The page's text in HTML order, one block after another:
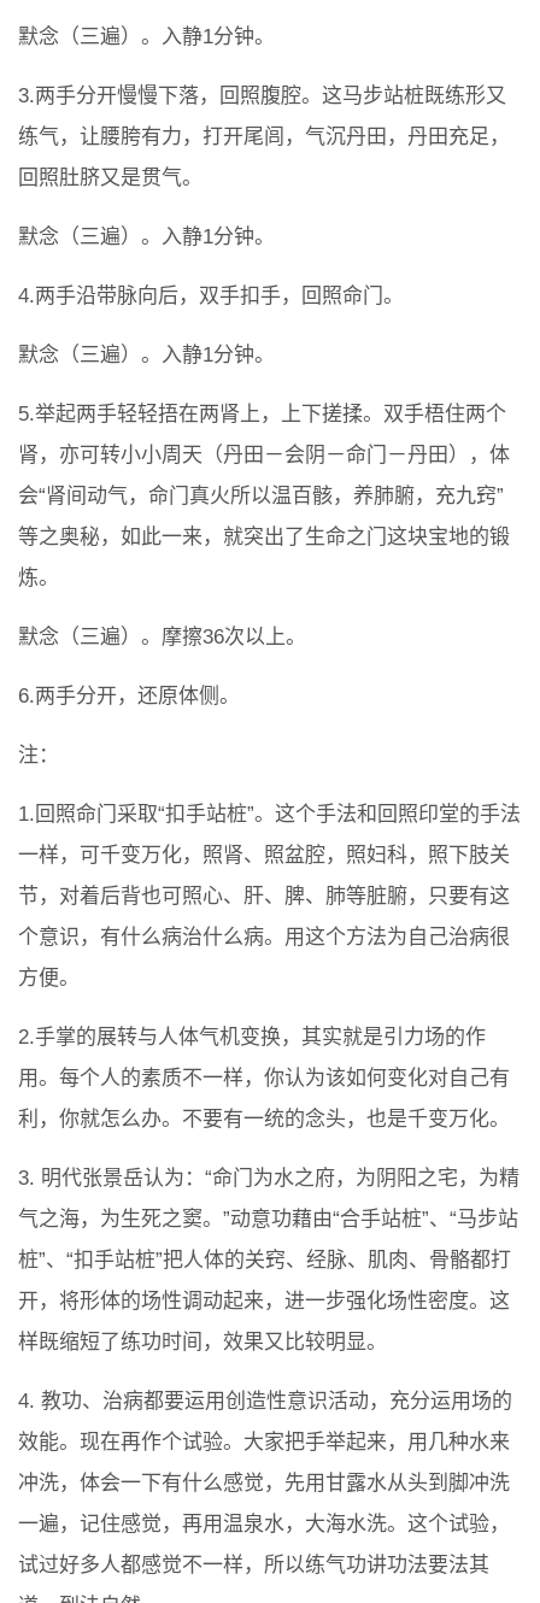
默念（三遍）。入静1分钟。
3.两手分开慢慢下落，回照腹腔。这马步站桩既练形又
练气，让腰胯有力，打开尾闾，气沉丹田，丹田充足，
回照肚脐又是贯气。
默念（三遍）。入静1分钟。
4.两手沿带脉向后，双手扣手，回照命门。
默念（三遍）。入静1分钟。
5.举起两手轻轻捂在两肾上，上下搓揉。双手梧住两个
肾，亦可转小小周天（丹田－会阴－命门－丹田），体
会“肾间动气，命门真火所以温百骸，养肺腑，充九窍”
等之奥秘，如此一来，就突出了生命之门这块宝地的锻
炼。
默念（三遍）。摩擦36次以上。
6.两手分开，还原体侧。
注：
1.回照命门采取“扣手站桩”。这个手法和回照印堂的手法
一样，可千变万化，照肾、照盆腔，照妇科，照下肢关
节，对着后背也可照心、肝、脾、肺等脏腑，只要有这
个意识，有什么病治什么病。用这个方法为自己治病很
方便。
2.手掌的展转与人体气机变换，其实就是引力场的作
用。每个人的素质不一样，你认为该如何变化对自己有
利，你就怎么办。不要有一统的念头，也是千变万化。
3. 明代张景岳认为：“命门为水之府，为阴阳之宅，为精
气之海，为生死之窦。”动意功藉由“合手站桩”、“马步站
桩”、“扣手站桩”把人体的关窍、经脉、肌肉、骨骼都打
开，将形体的场性调动起来，进一步强化场性密度。这
样既缩短了练功时间，效果又比较明显。
4. 教功、治病都要运用创造性意识活动，充分运用场的
效能。现在再作个试验。大家把手举起来，用几种水来
冲洗，体会一下有什么感觉，先用甘露水从头到脚冲洗
一遍，记住感觉，再用温泉水，大海水洗。这个试验，
试过好多人都感觉不一样，所以练气功讲功法要法其